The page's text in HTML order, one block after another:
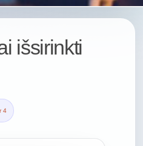
išsirinkti
4